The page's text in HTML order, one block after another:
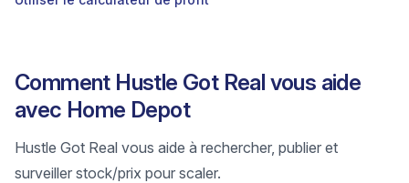
Comment Hustle Got Real vous aide
avec Home Depot
Hustle Got Real vous aide à rechercher, publier et
surveiller stock/prix pour scaler.